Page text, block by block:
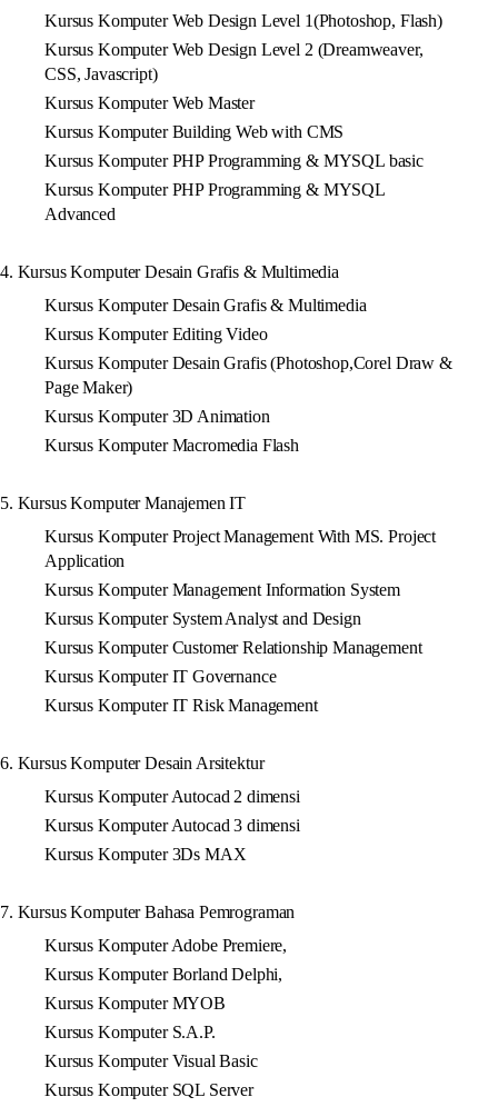
Kursus Komputer Web Design Level 1(Photoshop, Flash)
Kursus Komputer Web Design Level 2 (Dreamweaver,
CSS, Javascript)
Kursus Komputer Web Master
Kursus Komputer Building Web with CMS
Kursus Komputer PHP Programming & MYSQL basic
Kursus Komputer PHP Programming & MYSQL
Advanced
4. Kursus Komputer Desain Grafis & Multimedia
Kursus Komputer Desain Grafis & Multimedia
Kursus Komputer Editing Video
Kursus Komputer Desain Grafis (Photoshop,Corel Draw &
Page Maker)
Kursus Komputer 3D Animation
Kursus Komputer Macromedia Flash
5. Kursus Komputer Manajemen IT
Kursus Komputer Project Management With MS. Project
Application
Kursus Komputer Management Information System
Kursus Komputer System Analyst and Design
Kursus Komputer Customer Relationship Management
Kursus Komputer IT Governance
Kursus Komputer IT Risk Management
6. Kursus Komputer Desain Arsitektur
Kursus Komputer Autocad 2 dimensi
Kursus Komputer Autocad 3 dimensi
Kursus Komputer 3Ds MAX
7. Kursus Komputer Bahasa Pemrograman
Kursus Komputer Adobe Premiere,
Kursus Komputer Borland Delphi,
Kursus Komputer MYOB
Kursus Komputer S.A.P.
Kursus Komputer Visual Basic
Kursus Komputer SQL Server